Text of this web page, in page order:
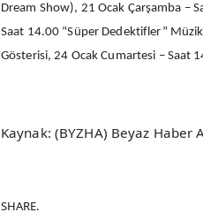
Dream Show), 21 Ocak Çarşamba –
Saat 14.00 “Süper Dedektifler”
Gösterisi, 24 Ocak Cumartesi – Saat
Kaynak: (BYZHA) Beyaz Haber
SHARE.